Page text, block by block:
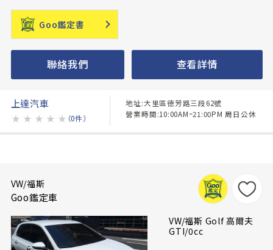
Goo鑑定書
聯絡我們 查看詳情
上達汽車
★ ★ ★ ★ ★ （0件）
地址:大里區德芳路三段62號
營業時間:10:00AM~21:00PM 周日公休
VW/福斯
Goo鑑定車
VW/福斯 Golf 高爾夫
GTI/0cc